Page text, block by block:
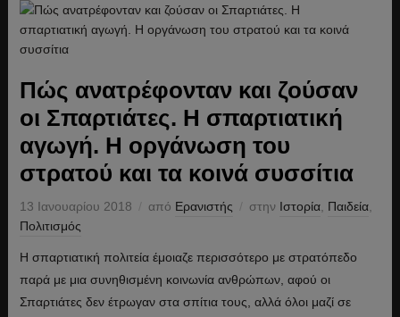
Πώς ανατρέφονταν και ζούσαν
οι Σπαρτιάτες. Η σπαρτιατική
αγωγή. Η οργάνωση του
στρατού και τα κοινά συσσίτια
13 Ιανουαρίου 2018 από Ερανιστής στην Ιστορία, Παιδεία,
Πολιτισμός
Η σπαρτιατική πολιτεία έμοιαζε περισσότερο με στρατόπεδο
παρά με μια συνηθισμένη κοινωνία ανθρώπων, αφού οι
Σπαρτιάτες δεν έτρωγαν στα σπίτια τους, αλλά όλοι μαζί σε